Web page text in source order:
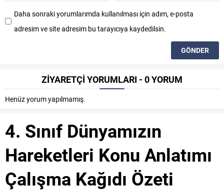
Daha sonraki yorumlarımda kullanılması için adım, e-posta
adresim ve site adresim bu tarayıcıya kaydedilsin.
ZİYARETÇİ YORUMLARI - 0 YORUM
Henüz yorum yapılmamış.
4. Sınıf Dünyamızın
Hareketleri Konu Anlatımı
Çalışma Kağıdı Özeti